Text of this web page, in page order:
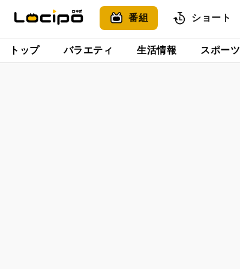
番組 ショート
トップ バラエティ 生活情報 スポーツ